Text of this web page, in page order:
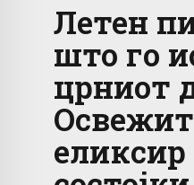
Летен
што го
црниот
еликсир